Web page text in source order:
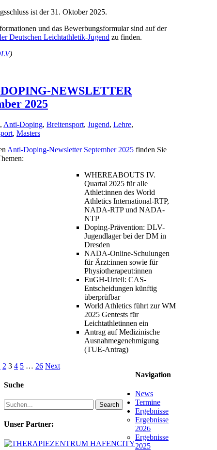
ist der 31. Oktober 2025.
und das Bewerbungsformular sind auf der
Deutschen Leichtathletik-Jugend zu finden.
)
NEWSLETTER
2025
, Anti-Doping, Breitensport, Jugend, Lehre,
, Masters
Anti-Doping-Newsletter September 2025 finden Sie
WHEREABOUTS IV.
Quartal 2025 für alle
Athlet:innen des World
Athletics International-RTP,
NADA-RTP und NADA-
NTP
Doping-Prävention: DLV-
Jugendlager bei der DM in
Dresden
NADA-Online-Schulungen
für Ärzt:innen sowie für
Physiotherapeut:innen
EuGH-Urteil: CAS-
Entscheidungen künftig
überprüfbar
World Athletics führt zur WM
2025 Gentests für
Leichtathletinnen ein
Antrag auf Medizinische
Ausnahmegenehmigung
(TUE-Antrag)
2 3 4 5 … 26 Next
Suche
Search
Unser Partner:
Navigation
News
Termine
Ergebnisse
Ergebnisse
2026
Ergebnisse
2025